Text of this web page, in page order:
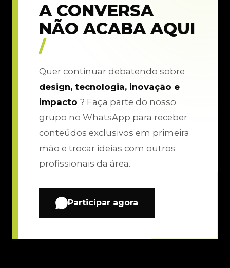
A CONVERSA
NÃO ACABA AQUI
/
Quer continuar debatendo sobre
design, tecnologia, inovação e
impacto ? Faça parte do nosso
grupo no WhatsApp para receber
conteúdos exclusivos em primeira
mão e trocar ideias com outros
profissionais da área.
Participar agora